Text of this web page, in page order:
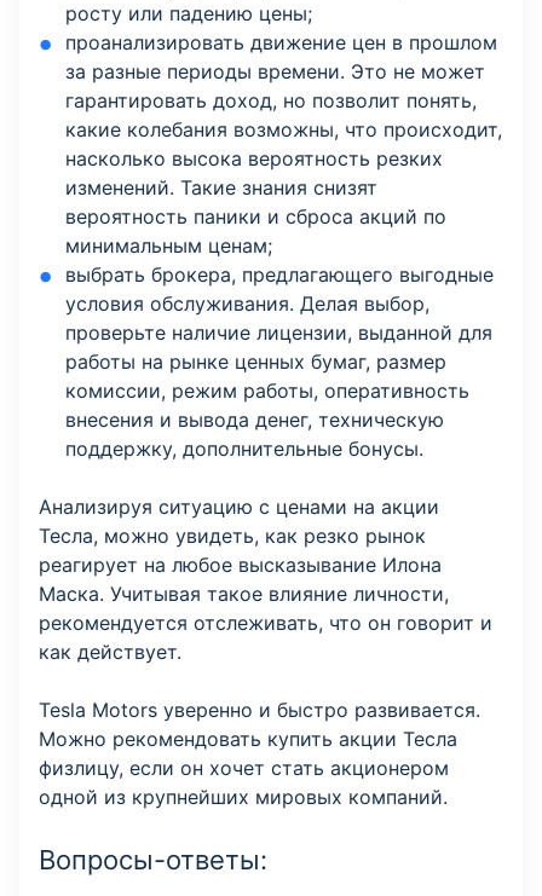
росту или падению цены;
проанализировать движение цен в прошлом
за разные периоды времени. Это не может
гарантировать доход, но позволит понять,
какие колебания возможны, что происходит,
насколько высока вероятность резких
изменений. Такие знания снизят
вероятность паники и сброса акций по
минимальным ценам;
выбрать брокера, предлагающего выгодные
условия обслуживания. Делая выбор,
проверьте наличие лицензии, выданной для
работы на рынке ценных бумаг, размер
комиссии, режим работы, оперативность
внесения и вывода денег, техническую
поддержку, дополнительные бонусы.
Анализируя ситуацию с ценами на акции
Тесла, можно увидеть, как резко рынок
реагирует на любое высказывание Илона
Маска. Учитывая такое влияние личности,
рекомендуется отслеживать, что он говорит и
как действует.
Tesla Motors уверенно и быстро развивается.
Можно рекомендовать купить акции Тесла
физлицу, если он хочет стать акционером
одной из крупнейших мировых компаний.
Вопросы-ответы: